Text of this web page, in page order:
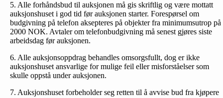
5. Alle forhåndsbud til auksjonen må gis skriftlig og være mottatt
auksjonshuset i god tid før auksjonen starter. Forespørsel om
budgivning på telefon aksepteres på objekter fra minimumsutrop på
2000 NOK. Avtaler om telefonbud­givning må senest gjøres siste
arbeidsdag før auksjonen.
6. Alle auksjonsoppdrag behandles omsorgsfullt, dog er ikke
auksjonshuset ansvarlige for mulige feil eller misforståelser som
skulle oppstå under auksjonen.
7. Auksjonshuset forbeholder seg retten til å avvise bud fra kjøpere